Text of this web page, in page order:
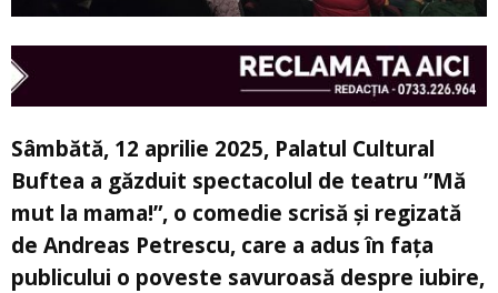
Sâmbătă, 12 aprilie 2025, Palatul Cultural
Buftea a găzduit spectacolul de teatru ”Mă
mut la mama!”, o comedie scrisă și regizată
de Andreas Petrescu, care a adus în fața
publicului o poveste savuroasă despre iubire,